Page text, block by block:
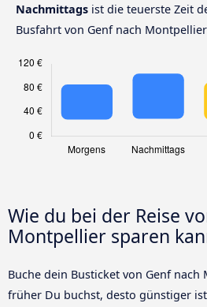
Nachmittags ist die teuerste Zeit
Busfahrt von Genf nach
Wie du bei der Reise
Montpellier sparen
Buche dein Busticket von Genf nach
früher Du buchst, desto günstiger